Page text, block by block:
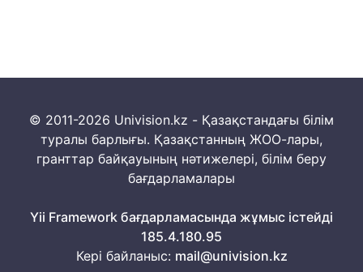
© 2011-2026 Univision.kz - Қазақстандағы білім
туралы барлығы. Қазақстанның ЖОО-лары,
гранттар байқауының нәтижелері, білім беру
бағдарламалары
Yii Framework бағдарламасында жұмыс істейді
185.4.180.95
Кері байланыс: mail@univision.kz